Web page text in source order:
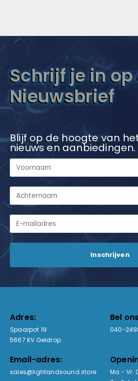
Schrijf je in op
Nieuwsbrief
Blijf op de hoogte van
nieuws en aanbiedingen.
Adres:
Spaarpot 19
5667 KV Geldrop
Bel
040-
Email-adres:
sales@lightandsound.store
Ma - Vr: